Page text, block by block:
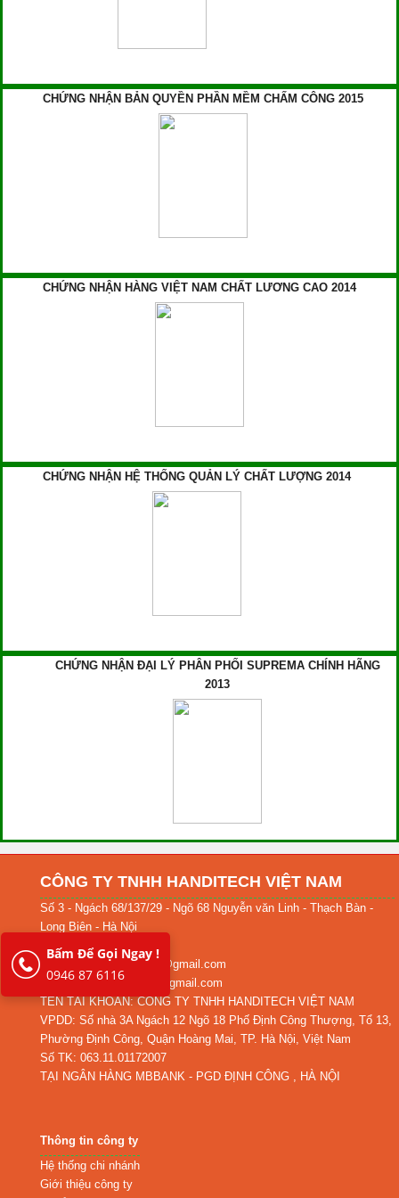
Bấm Để Gọi Ngay !
0946 87 6116
CHỨNG NHẬN BẢN QUYỀN PHẦN MỀM CHẤM CÔNG 2015
CHỨNG NHẬN HÀNG VIỆT NAM CHẤT LƯƠNG CAO 2014
CHỨNG NHẬN HỆ THỐNG QUẢN LÝ CHẤT LƯỢNG 2014
CHỨNG NHẬN ĐẠI LÝ PHÂN PHỐI SUPREMA CHÍNH HÃNG
2013
CÔNG TY TNHH HANDITECH VIỆT NAM
Số 3 - Ngách 68/137/29 - Ngõ 68 Nguyễn văn Linh - Thạch Bàn -
Long Biên - Hà Nội
HotLine: 0946 87 6116
Email: congtyhanditech@gmail.com
Email KT: kt.handitech@gmail.com
TÊN TÀI KHOẢN: CÔNG TY TNHH HANDITECH VIỆT NAM
VPDD: Số nhà 3A Ngách 12 Ngõ 18 Phố Định Công Thượng, Tổ 13,
Phường Định Công, Quận Hoàng Mai, TP. Hà Nội, Việt Nam
Số TK: 063.11.01172007
TẠI NGÂN HÀNG MBBANK - PGD ĐỊNH CÔNG , HÀ NỘI
Thông tin công ty
Hệ thống chi nhánh
Giới thiệu công ty